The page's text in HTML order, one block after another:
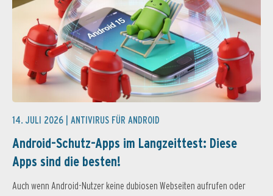
14. JULI 2026 | ANTIVIRUS FÜR ANDROID
Android-Schutz-Apps im Langzeittest: Diese
Apps sind die besten!
Auch wenn Android-Nutzer keine dubiosen Webseiten aufrufen oder